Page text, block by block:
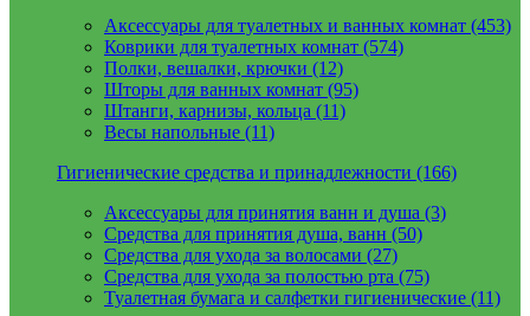
Аксессуары для туалетных и ванных комнат (453)
Коврики для туалетных комнат (574)
Полки, вешалки, крючки (12)
Шторы для ванных комнат (95)
Штанги, карнизы, кольца (11)
Весы напольные (11)
Гигиенические средства и принадлежности (166)
Аксессуары для принятия ванн и душа (3)
Средства для принятия душа, ванн (50)
Средства для ухода за волосами (27)
Средства для ухода за полостью рта (75)
Туалетная бумага и салфетки гигиенические (11)